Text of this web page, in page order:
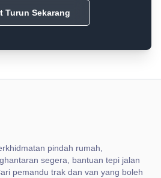
Turun Sekarang
pindah rumah,
segera, bantuan tepi jalan
pemandu trak dan van yang boleh